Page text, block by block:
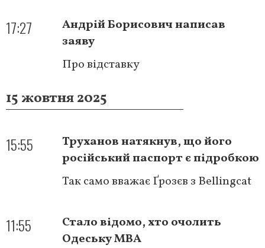
17:27
Андрій Борисович написав
заяву
Про відставку
15 жовтня 2025
15:55
Труханов натякнув, що його
російський паспорт є підробкою
Так само вважає Ґрозєв з Bellingcat
11:55
Стало відомо, хто очолить
Одеську МВА